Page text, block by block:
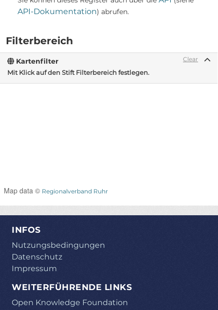
Filterbereich
Clear
Kartenfilter
Mit Klick auf den Stift Filterbereich festlegen.
Map data © Regionalverband Ruhr
API-Dokumentation) abrufen.
INFOS
Nutzungsbedingungen
Datenschutz
Impressum
WEITERFÜHRENDE LINKS
Open Knowledge Foundation